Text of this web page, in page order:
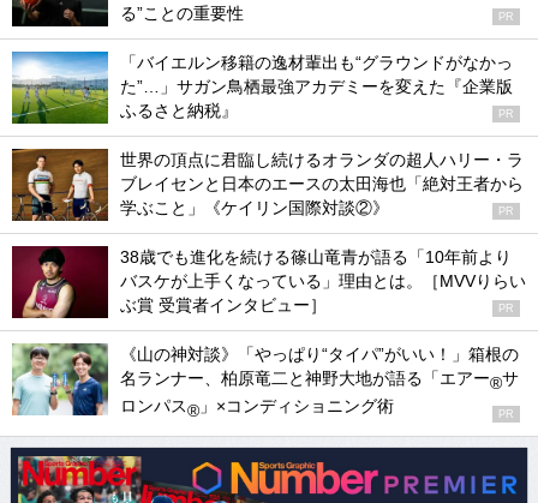
る”ことの重要性
PR
「バイエルン移籍の逸材輩出も“グラウンドがなかっ
た”…」サガン鳥栖最強アカデミーを変えた『企業版
ふるさと納税』
PR
世界の頂点に君臨し続けるオランダの超人ハリー・ラ
ブレイセンと日本のエースの太田海也「絶対王者から
学ぶこと」《ケイリン国際対談②》
PR
38歳でも進化を続ける篠山竜青が語る「10年前より
バスケが上手くなっている」理由とは。［MVVりらい
ぶ賞 受賞者インタビュー］
PR
《山の神対談》「やっぱり“タイパ”がいい！」箱根の
名ランナー、柏原竜二と神野大地が語る「エアー®サ
ロンパス® 」×コンディショニング術 PR